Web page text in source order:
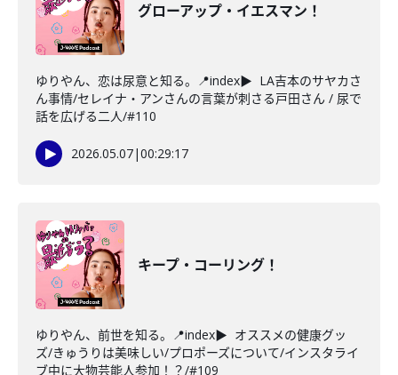
グローアップ・イエスマン！
ゆりやん、恋は尿意と知る。📍index▶ LA吉本のサヤカさ
ん事情/セレイナ・アンさんの言葉が刺さる戸田さん / 尿で
話を広げる二人/#110
2026.05.07|00:29:17
キープ・コーリング！
ゆりやん、前世を知る。📍index▶ オススメの健康グッ
ズ/きゅうりは美味しい/プロポーズについて/インスタライ
ブ中に大物芸能人参加！？/#109